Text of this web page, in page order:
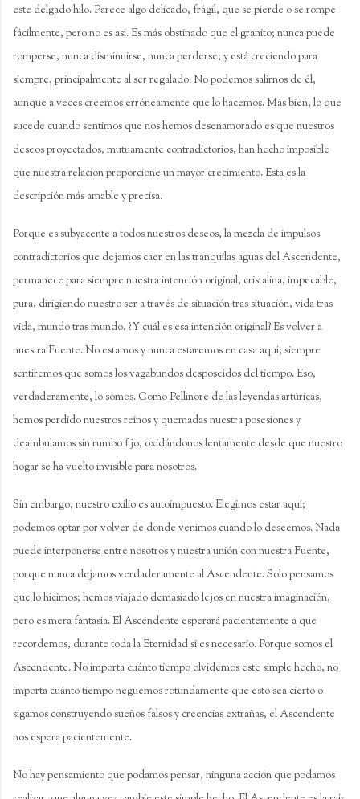
este delgado hilo. Parece algo delicado, frágil, que se pierde o se rompe
fácilmente, pero no es así. Es más obstinado que el granito; nunca puede
romperse, nunca disminuirse, nunca perderse; y está creciendo para
siempre, principalmente al ser regalado. No podemos salirnos de él,
aunque a veces creemos erróneamente que lo hacemos. Más bien, lo que
sucede cuando sentimos que nos hemos desenamorado es que nuestros
deseos proyectados, mutuamente contradictorios, han hecho imposible
que nuestra relación proporcione un mayor crecimiento. Esta es la
descripción más amable y precisa.
Porque es subyacente a todos nuestros deseos, la mezcla de impulsos
contradictorios que dejamos caer en las tranquilas aguas del Ascendente,
permanece para siempre nuestra intención original, cristalina, impecable,
pura, dirigiendo nuestro ser a través de situación tras situación, vida tras
vida, mundo tras mundo. ¿Y cuál es esa intención original? Es volver a
nuestra Fuente. No estamos y nunca estaremos en casa aquí; siempre
sentiremos que somos los vagabundos desposeídos del tiempo. Eso,
verdaderamente, lo somos. Como Pellinore de las leyendas artúricas,
hemos perdido nuestros reinos y quemadas nuestra posesiones y
deambulamos sin rumbo fijo, oxidándonos lentamente desde que nuestro
hogar se ha vuelto invisible para nosotros.
Sin embargo, nuestro exilio es autoimpuesto. Elegimos estar aquí;
podemos optar por volver de donde venimos cuando lo deseemos. Nada
puede interponerse entre nosotros y nuestra unión con nuestra Fuente,
porque nunca dejamos verdaderamente al Ascendente. Solo pensamos
que lo hicimos; hemos viajado demasiado lejos en nuestra imaginación,
pero es mera fantasía. El Ascendente esperará pacientemente a que
recordemos, durante toda la Eternidad si es necesario. Porque somos el
Ascendente. No importa cuánto tiempo olvidemos este simple hecho, no
importa cuánto tiempo neguemos rotundamente que esto sea cierto o
sigamos construyendo sueños falsos y creencias extrañas, el Ascendente
nos espera pacientemente.
No hay pensamiento que podamos pensar, ninguna acción que podamos